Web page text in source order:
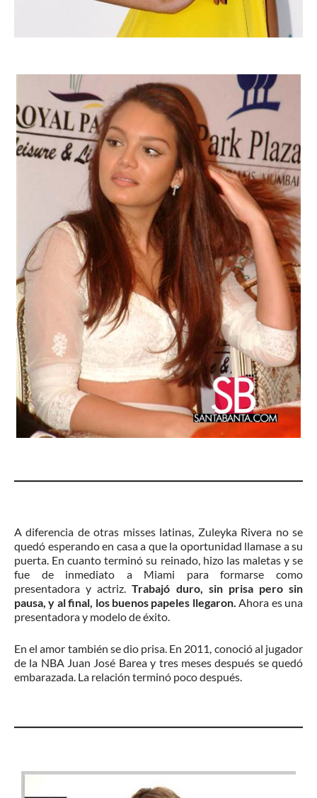
A diferencia de otras misses latinas, Zuleyka Rivera no se
quedó esperando en casa a que la oportunidad llamase a su
puerta. En cuanto terminó su reinado, hizo las maletas y se
fue de inmediato a Miami para formarse como
presentadora y actriz.Trabajó duro, sin prisa pero sin
pausa, y al final, los buenos papeles llegaron.Ahora es una
presentadora y modelo de éxito.
En el amor también se dio prisa. En 2011, conoció al jugador
de la NBA Juan José Barea y tres meses después se quedó
embarazada. La relación terminó poco después.